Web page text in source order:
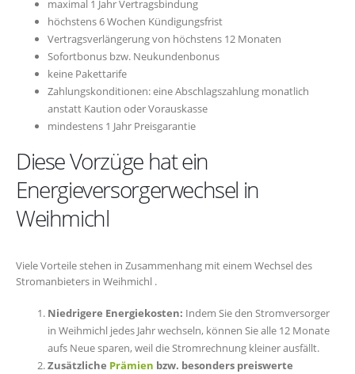
maximal 1 Jahr Vertragsbindung
höchstens 6 Wochen Kündigungsfrist
Vertragsverlängerung von höchstens 12 Monaten
Sofortbonus bzw. Neukundenbonus
keine Pakettarife
Zahlungskonditionen: eine Abschlagszahlung monatlich
anstatt Kaution oder Vorauskasse
mindestens 1 Jahr Preisgarantie
Diese Vorzüge hat ein
Energieversorgerwechsel in
Weihmichl
Viele Vorteile stehen in Zusammenhang mit einem Wechsel des
Stromanbieters in Weihmichl .
Niedrigere Energiekosten: Indem Sie den Stromversorger
in Weihmichl jedes Jahr wechseln, können Sie alle 12 Monate
aufs Neue sparen, weil die Stromrechnung kleiner ausfällt.
Zusätzliche Prämien bzw. besonders preiswerte